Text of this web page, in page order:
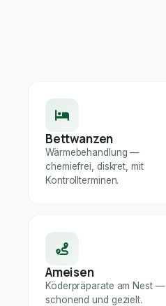
Bettwanzen
Wärmebehandlung —
chemiefrei, diskret, mit
Kontrollterminen.
Ameisen
Köderpräparate am Nest —
schonend und gezielt.